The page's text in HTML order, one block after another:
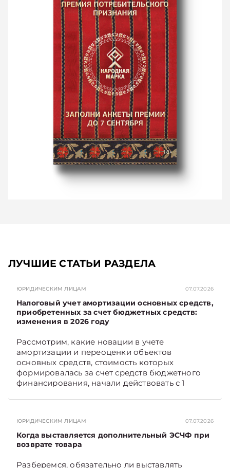
ЛУЧШИЕ СТАТЬИ РАЗДЕЛА
ЮРИДИЧЕСКИМ ЛИЦАМ 07.07.2026
Налоговый учет амортизации основных средств,
приобретенных за счет бюджетных средств:
изменения в 2026 году
Рассмотрим, какие новации в учете
амортизации и переоценки объектов
основных средств, стоимость которых
формировалась за счет средств бюджетного
финансирования, начали действовать с 1
на Telegram‑канал и Viber. Главное об
экономике Беларуси — раньше, чем в новостях
TelegramViber
ЮРИДИЧЕСКИМ ЛИЦАМ 07.07.2026
Когда выставляется дополнительный ЭСЧФ при
возврате товара
Разберемся, обязательно ли выставлять